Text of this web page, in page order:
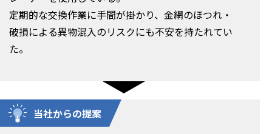
定期的な交換作業に手間が掛かり、金網のほつれ・
破損による異物混入のリスクにも不安を持たれてい
た。
当社からの提案